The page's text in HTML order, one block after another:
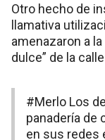
Otro hecho de
llamativa
amenazaron a
dulce” de la
#Merlo Los
panadería de
en sus redes